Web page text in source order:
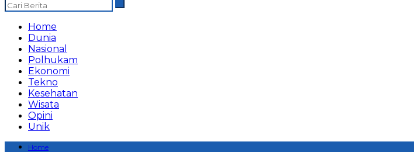
Home
Dunia
Nasional
Polhukam
Ekonomi
Tekno
Kesehatan
Wisata
Opini
Unik
Home